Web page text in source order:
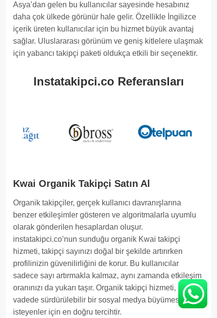
Asya’dan gelen bu kullanıcılar sayesinde hesabınız
daha çok ülkede görünür hale gelir. Özellikle İngilizce
içerik üreten kullanıcılar için bu hizmet büyük avantaj
sağlar. Uluslararası görünüm ve geniş kitlelere ulaşmak
için yabancı takipçi paketi oldukça etkili bir seçenektir.
Instatakipci.co Referansları
Kwai Organik Takipçi Satın Al
Organik takipçiler, gerçek kullanıcı davranışlarına
benzer etkileşimler gösteren ve algoritmalarla uyumlu
olarak gönderilen hesaplardan oluşur.
instatakipci.co’nun sunduğu organik Kwai takipçi
hizmeti, takipçi sayınızı doğal bir şekilde artırırken
profilinizin güvenilirliğini de korur. Bu kullanıcılar
sadece sayı artırmakla kalmaz, aynı zamanda etkileşim
oranınızı da yukarı taşır. Organik takipçi hizmeti, uzun
vadede sürdürülebilir bir sosyal medya büyümesi
isteyenler için en doğru tercihtir.